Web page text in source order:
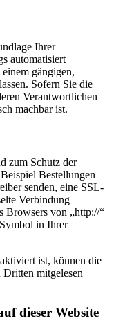
Ihrer
automatisiert
gängigen,
Sofern Sie die
Verantwortlichen
machbar ist.
zum Schutz der
Bestellungen
senden, eine SSL-
Verbindung
Browsers von „http://“
in Ihrer
ist, können die
mitgelesen
dieser Website